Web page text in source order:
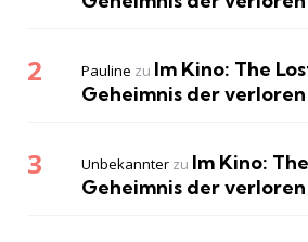
Pauline zu Im Kino: The
Geheimnis der
Unbekannter zu Im Kino:
Geheimnis der